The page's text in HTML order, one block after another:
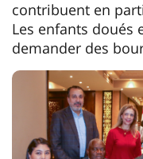
contribuent en
Les enfants doués
demander des